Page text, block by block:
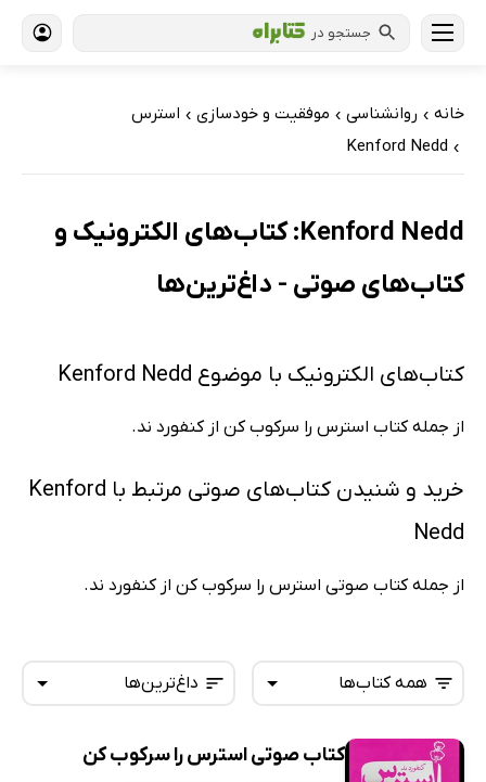
جستجو در
خانه › روانشناسی › موفقیت و خودسازی › استرس
›
Kenford Nedd
Kenford Nedd: کتاب‌های الکترونیک و
کتاب‌های صوتی - داغ‌ترین‌ها
کتاب‌های الکترونیک با موضوع Kenford Nedd
از جمله کتاب استرس را سرکوب کن از کنفورد ند.
خرید و شنیدن کتاب‌های صوتی مرتبط با Kenford
Nedd
از جمله کتاب صوتی استرس را سرکوب کن از کنفورد ند.
داغ‌ترین‌ها
تازه‌ها
همه کتاب‌ها
همه کتاب‌ها
کتاب صوتی استرس را سرکوب کن